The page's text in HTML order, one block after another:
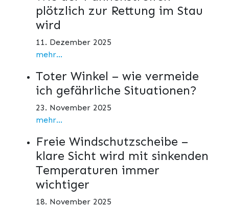
plötzlich zur Rettung im Stau
wird
11. Dezember 2025
mehr...
Toter Winkel – wie vermeide
ich gefährliche Situationen?
23. November 2025
mehr...
Freie Windschutzscheibe –
klare Sicht wird mit sinkenden
Temperaturen immer
wichtiger
18. November 2025